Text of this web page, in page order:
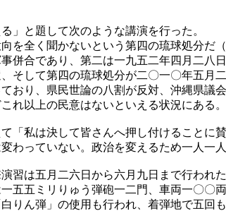
」と題して次のような講演を行った。
を全く聞かないという第四の琉球処分
併合であり、第二は一九五二年四月二八
そして第四の琉球処分が二〇一〇年五月
おり、県民世論の八割が反対、沖縄県議
れ以上の民意はないといえる状況にある。
私は決して皆さんへ押し付けることに
っていない。政治を変えるため一人一
は五月二六日から六月九日まで行われた
五ミリりゅう弾砲一二門、車両一〇〇
りん弾」の使用も行われ、着弾地で五回